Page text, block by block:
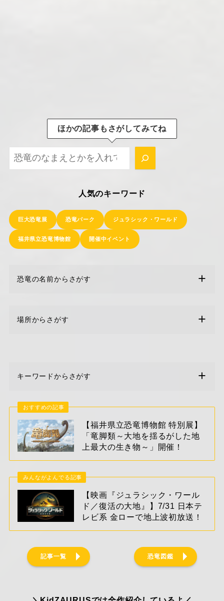
ほかの記事もさがしてみてね
ほかの記事もさがしてみてね！
人気のキーワード
巨大恐竜展 恐竜パーク ジュラシック・ワールド
福井県立恐竜博物館 開催中イベント
恐竜の名前からさがす
場所からさがす
キーワードからさがす
おすすめの記事
【福井県立恐竜博物館 特別展】
「竜脚類～大地を揺るがした地
上最大の生き物～」開催！
みんながよんでる記事
【映画『ジュラシック・ワール
ド／復活の大地』】7/31 日本テ
レビ系 金ローで地上波初放送！
記事一覧 恐竜図鑑